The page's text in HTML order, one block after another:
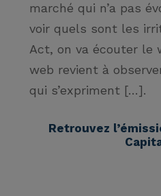
marché qui n’a pas
voir quels sont les
Act, on va écouter le
web revient à
qui s’expriment […].
Retrouvez